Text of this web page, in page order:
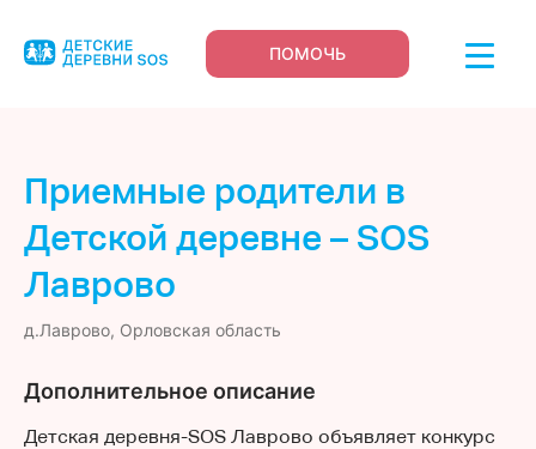
ПОМОЧЬ
Приемные родители в
Детской деревне – SOS
Лаврово
д.Лаврово, Орловская область
Дополнительное описание
Детская деревня-SOS Лаврово объявляет конкурс